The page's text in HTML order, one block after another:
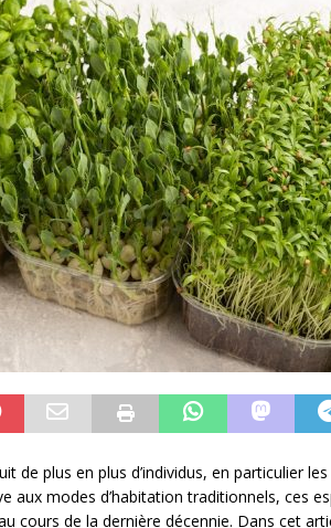
de plus en plus d’individus, en particulier
aux modes d’habitation traditionnels, ces
cours de la dernière décennie. Dans cet